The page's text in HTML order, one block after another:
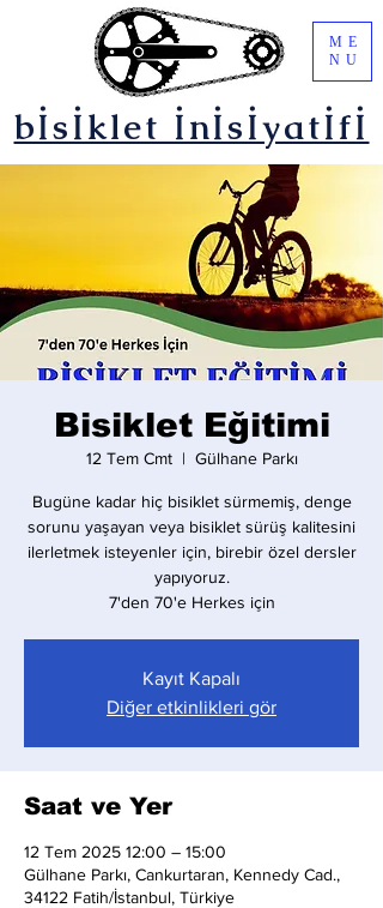
bİsİklet İnİsİyatİfİ
ME
NU
Bisiklet Eğitimi
12 Tem Cmt
  |
Gülhane Parkı
Bugüne kadar hiç bisiklet sürmemiş, denge
sorunu yaşayan veya bisiklet sürüş kalitesini
ilerletmek isteyenler için, birebir özel dersler
yapıyoruz.
7'den 70'e Herkes için
Kayıt Kapalı
Diğer etkinlikleri gör
Saat ve Yer
12 Tem 2025 12:00 – 15:00
Gülhane Parkı, Cankurtaran, Kennedy Cad.,
34122 Fatih/İstanbul, Türkiye